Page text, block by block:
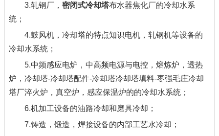
3.轧钢厂， 密闭式冷却塔布水器焦化厂的冷却水系
统；
4.鼓风机，冷却塔的特点知识电机，轧钢机等设备的
冷却水系统；
5.中频感应电炉，中高频电源与电控，熔炼炉，透热
炉，冷却塔-冷却塔配件-冷却塔冷却塔填料-枣强毛庄冷却
塔厂淬火炉，真空炉，感应保温炉的的冷却水系统；
6.机加工设备的油路冷却和磨具冷却；
7.铸造，锻造，焊接设备的内部工艺水冷却；